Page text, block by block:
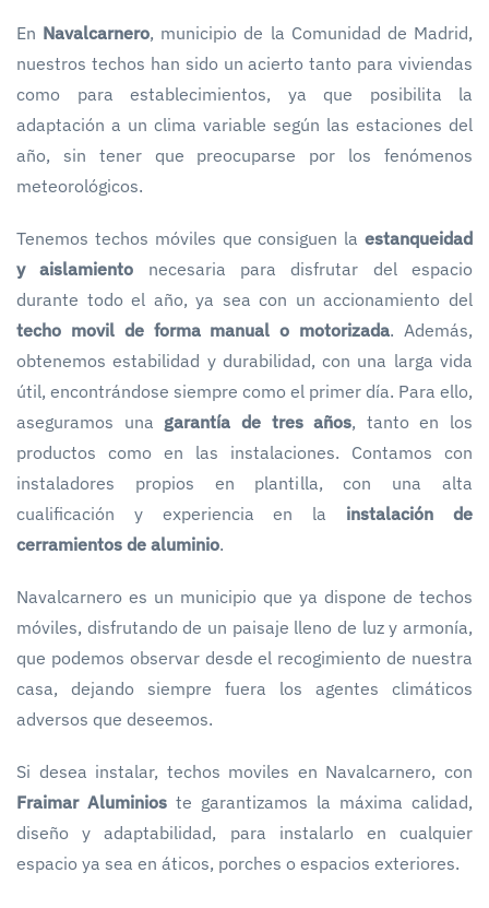
En Navalcarnero, municipio de la Comunidad de Madrid,
nuestros techos han sido un acierto tanto para viviendas
como para establecimientos, ya que posibilita la
adaptación a un clima variable según las estaciones del
año, sin tener que preocuparse por los fenómenos
meteorológicos.
Tenemos techos móviles que consiguen la estanqueidad
y aislamiento necesaria para disfrutar del espacio
durante todo el año, ya sea con un accionamiento del
techo movil de forma manual o motorizada. Además,
obtenemos estabilidad y durabilidad, con una larga vida
útil, encontrándose siempre como el primer día. Para ello,
aseguramos una garantía de tres años, tanto en los
productos como en las instalaciones. Contamos con
instaladores propios en plantilla, con una alta
cualificación y experiencia en la instalación de
cerramientos de aluminio.
Navalcarnero es un municipio que ya dispone de techos
móviles, disfrutando de un paisaje lleno de luz y armonía,
que podemos observar desde el recogimiento de nuestra
casa, dejando siempre fuera los agentes climáticos
adversos que deseemos.
Si desea instalar, techos moviles en Navalcarnero, con
Fraimar Aluminios te garantizamos la máxima calidad,
diseño y adaptabilidad, para instalarlo en cualquier
espacio ya sea en áticos, porches o espacios exteriores.